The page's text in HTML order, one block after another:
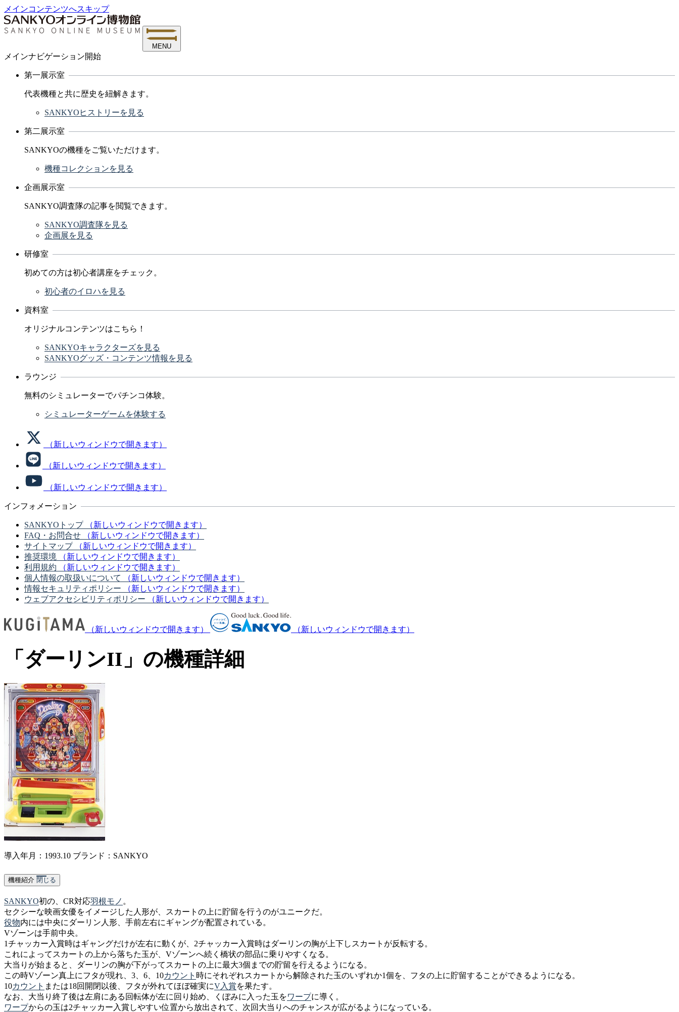
メインコンテンツへスキップ
MENU
メインナビゲーション開始
第一展示室
代表機種と共に歴史を紐解きます。
SANKYOヒストリーを見る
第二展示室
SANKYOの機種をご覧いただけます。
機種コレクションを見る
企画展示室
SANKYO調査隊の記事を閲覧できます。
SANKYO調査隊を見る
企画展を見る
研修室
初めての方は初心者講座をチェック。
初心者のイロハを見る
資料室
オリジナルコンテンツはこちら！
SANKYOキャラクターズを見る
SANKYOグッズ・コンテンツ情報を見る
ラウンジ
無料のシミュレーターでパチンコ体験。
シミュレーターゲームを体験する
（新しいウィンドウで開きます）
（新しいウィンドウで開きます）
（新しいウィンドウで開きます）
インフォメーション
SANKYOトップ
（新しいウィンドウで開きます）
FAQ・お問合せ
（新しいウィンドウで開きます）
サイトマップ
（新しいウィンドウで開きます）
推奨環境
（新しいウィンドウで開きます）
利用規約
（新しいウィンドウで開きます）
個人情報の取扱いについて
（新しいウィンドウで開きます）
情報セキュリティポリシー
（新しいウィンドウで開きます）
ウェブアクセシビリティポリシー
（新しいウィンドウで開きます）
（新しいウィンドウで開きます） （新しいウィンドウで開きます）
「ダーリンII」の機種詳細
導入年月：1993.10 ブランド：SANKYO
機種紹介 閉じる
SANKYO初の、CR対応羽根モノ 。
セクシーな映画女優をイメージした人形が、スカートの上に貯留を行うのがユニークだ。
役物内には中央にダーリン人形、手前左右にギャングが配置されている。
Vゾーンは手前中央。
1チャッカー入賞時はギャングだけが左右に動くが、2チャッカー入賞時はダーリンの胸が上下しスカートが反転する。
これによってスカートの上から落ちた玉が、Vゾーンへ続く橋状の部品に乗りやすくなる。
大当りが始まると、ダーリンの胸が下がってスカートの上に最大3個までの貯留を行えるようになる。
この時Vゾーン真上にフタが現れ、3、6、10カウント 時にそれぞれスカートから解除された玉のいずれか1個を、フタの上に貯留することができるようになる。
10カウント または18回開閉以後、フタが外れてほぼ確実にV入賞を果たす。
なお、大当り終了後は左肩にある回転体が左に回り始め、くぼみに入った玉をワープに導く。
ワープからの玉は2チャッカー入賞しやすい位置から放出されて、次回大当りへのチャンスが広がるようになっている。